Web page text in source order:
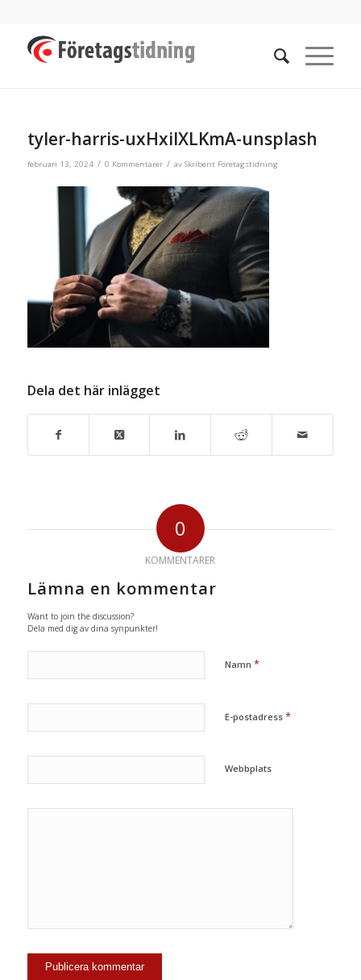
tyler-harris-uxHxilXLKmA-unsplash
februari 13, 2024 / 0 Kommentarer / av Skribent Företagstidning
Dela det här inlägget
0
KOMMENTARER
Lämna en kommentar
Want to join the discussion?
Dela med dig av dina synpunkter!
Namn *
E-postadress *
Webbplats